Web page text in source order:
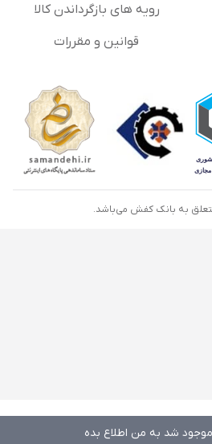
شد به من اطلاع بده
رویه های بازگرداندن کالا
قوانین و مقررات
به بانک کفش می‌باشد.